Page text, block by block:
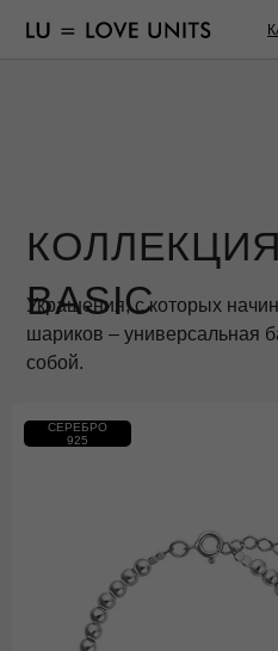
Украшения, с которых
шариков – универсальная
BASIC
СЕРЕБРО
925